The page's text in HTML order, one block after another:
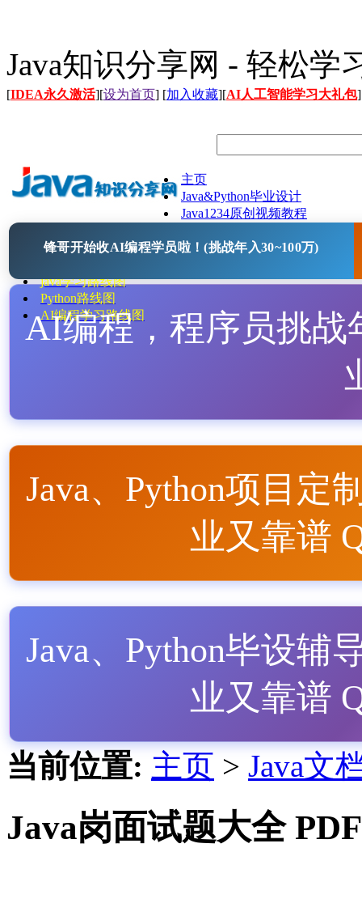
Java知识分享网 - 轻松学
[IDEA永久激活][设为首页] [加入收藏][AI人工智能学习大礼包]
主页
Java&Python毕业设计
Java1234原创视频教程
Java开源项目
java学习路线图
Python路线图
AI编程学习路线图
锋哥开始收AI编程学员啦！(挑战年入30~100万)
AI编程，程序员挑战
Java、Python项目定
业又靠谱
Java、Python毕设辅
业又靠谱
当前位置: 主页 > Java文
Java岗面试题大全